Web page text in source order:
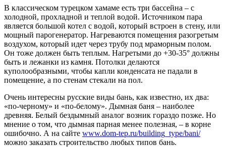
В классическом турецком хамаме есть три бассейна – с
холодной, прохладной и теплой водой. Источником пара
является большой котел с водой, который встроен в стену, или
мощный парогенератор. Нагреваются помещения разогретым
воздухом, который идет через трубу под мраморным полом.
Он тоже должен быть теплым. Нагретыми до +30-35° должны
быть и лежанки из камня. Потолки делаются
куполообразными, чтобы капли конденсата не падали в
помещение, а по стенам стекали на пол.
Очень интересны русские виды бань, как известно, их два:
«по-черному» и «по-белому». Дымная баня – наиболее
древняя. Белый бездымный аналог возник гораздо позже. Но
мнение о том, что дымная парная менее полезная, – в корне
ошибочно. А на сайте www.dom-tep.ru/building_type/bani/
можно заказать строительство любых типов бань.